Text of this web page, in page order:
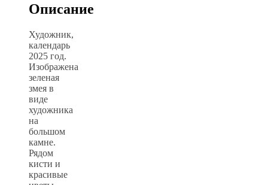
Описание
Художник,
календарь
2025 год.
Изображена
зеленая
змея в
виде
художника
на
большом
камне.
Рядом
кисти и
красивые